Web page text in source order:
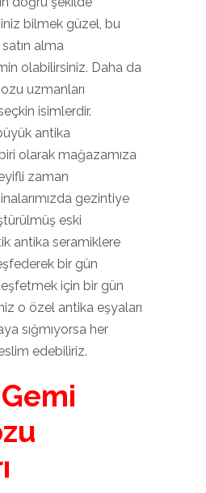
bilmek güzel, bu
satın alma
olabilirsiniz. Daha da
uzmanları
isimlerdir.
antika
olarak mağazamıza
zaman
gezintiye
eski
antika seramiklere
bir gün
için bir gün
o özel antika eşyaları
sığmıyorsa her
edebiliriz.